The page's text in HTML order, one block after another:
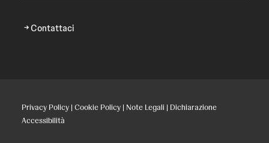
Contattaci
Privacy Policy | Cookie Policy | Note Legali | Dichiarazione
Accessibilità